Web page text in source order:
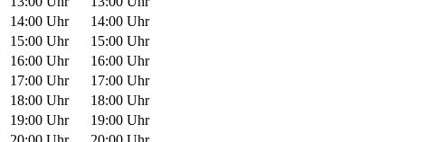
14:00 Uhr
14:00 Uhr
15:00 Uhr
15:00 Uhr
16:00 Uhr
16:00 Uhr
17:00 Uhr
17:00 Uhr
18:00 Uhr
18:00 Uhr
19:00 Uhr
19:00 Uhr